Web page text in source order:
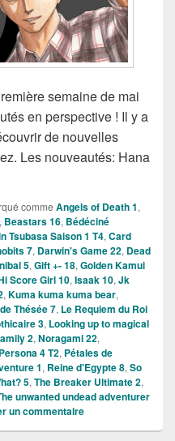
semaine de mai
en perspective ! Il y a
de nouvelles
Les nouveautés: Hana
Mangas de la
comme Angels of Death 1,
, Beastars 16, Bédéciné
Tsubasa Saison 1 T4, Card
7, Darwin's Game 22, Dead
5, Gift +- 18, Golden Kamui
Score Girl 10, Isaak 10, Jk
, Kuma kuma kuma bear,
Thésée 7, Le Requiem du Roi
3, Looking up to magical
2, Noragami 22,
Persona 4 T2, Pétales de
1, Reine d'Egypte 8, So
5, The Breaker Ultimate 2,
unwanted undead adventurer
un commentaire